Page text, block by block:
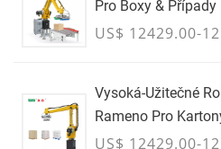
Pro Boxy & Případy
US$ 12429.00-
Vysoká-Užitečné
Rameno Pro
Kontejnery -
US$ 12429.00-